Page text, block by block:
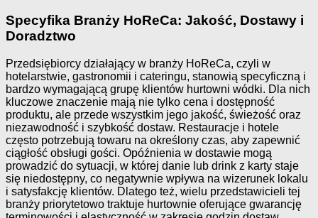
Specyfika Branży HoReCa: Jakość, Dostawy i
Doradztwo
Przedsiębiorcy działający w branży HoReCa, czyli w
hotelarstwie, gastronomii i cateringu, stanowią specyficzną i
bardzo wymagającą grupę klientów hurtowni wódki. Dla nich
kluczowe znaczenie mają nie tylko cena i dostępność
produktu, ale przede wszystkim jego jakość, świeżość oraz
niezawodność i szybkość dostaw. Restauracje i hotele
często potrzebują towaru na określony czas, aby zapewnić
ciągłość obsługi gości. Opóźnienia w dostawie mogą
prowadzić do sytuacji, w której danie lub drink z karty staje
się niedostępny, co negatywnie wpływa na wizerunek lokalu
i satysfakcję klientów. Dlatego też, wielu przedstawicieli tej
branży priorytetowo traktuje hurtownie oferujące gwarancję